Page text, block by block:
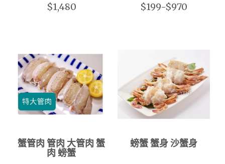
$1,480 $199-$970
蟹管肉 管肉 大管肉 蟹
肉 螃蟹
螃蟹 蟹身 沙蟹身